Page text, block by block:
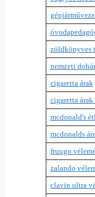
zöldkönyves
nemzeti
cigaretta árak
cigaretta
mcdonald's
mcdonalds
fruugo
zalando
clavin ultra